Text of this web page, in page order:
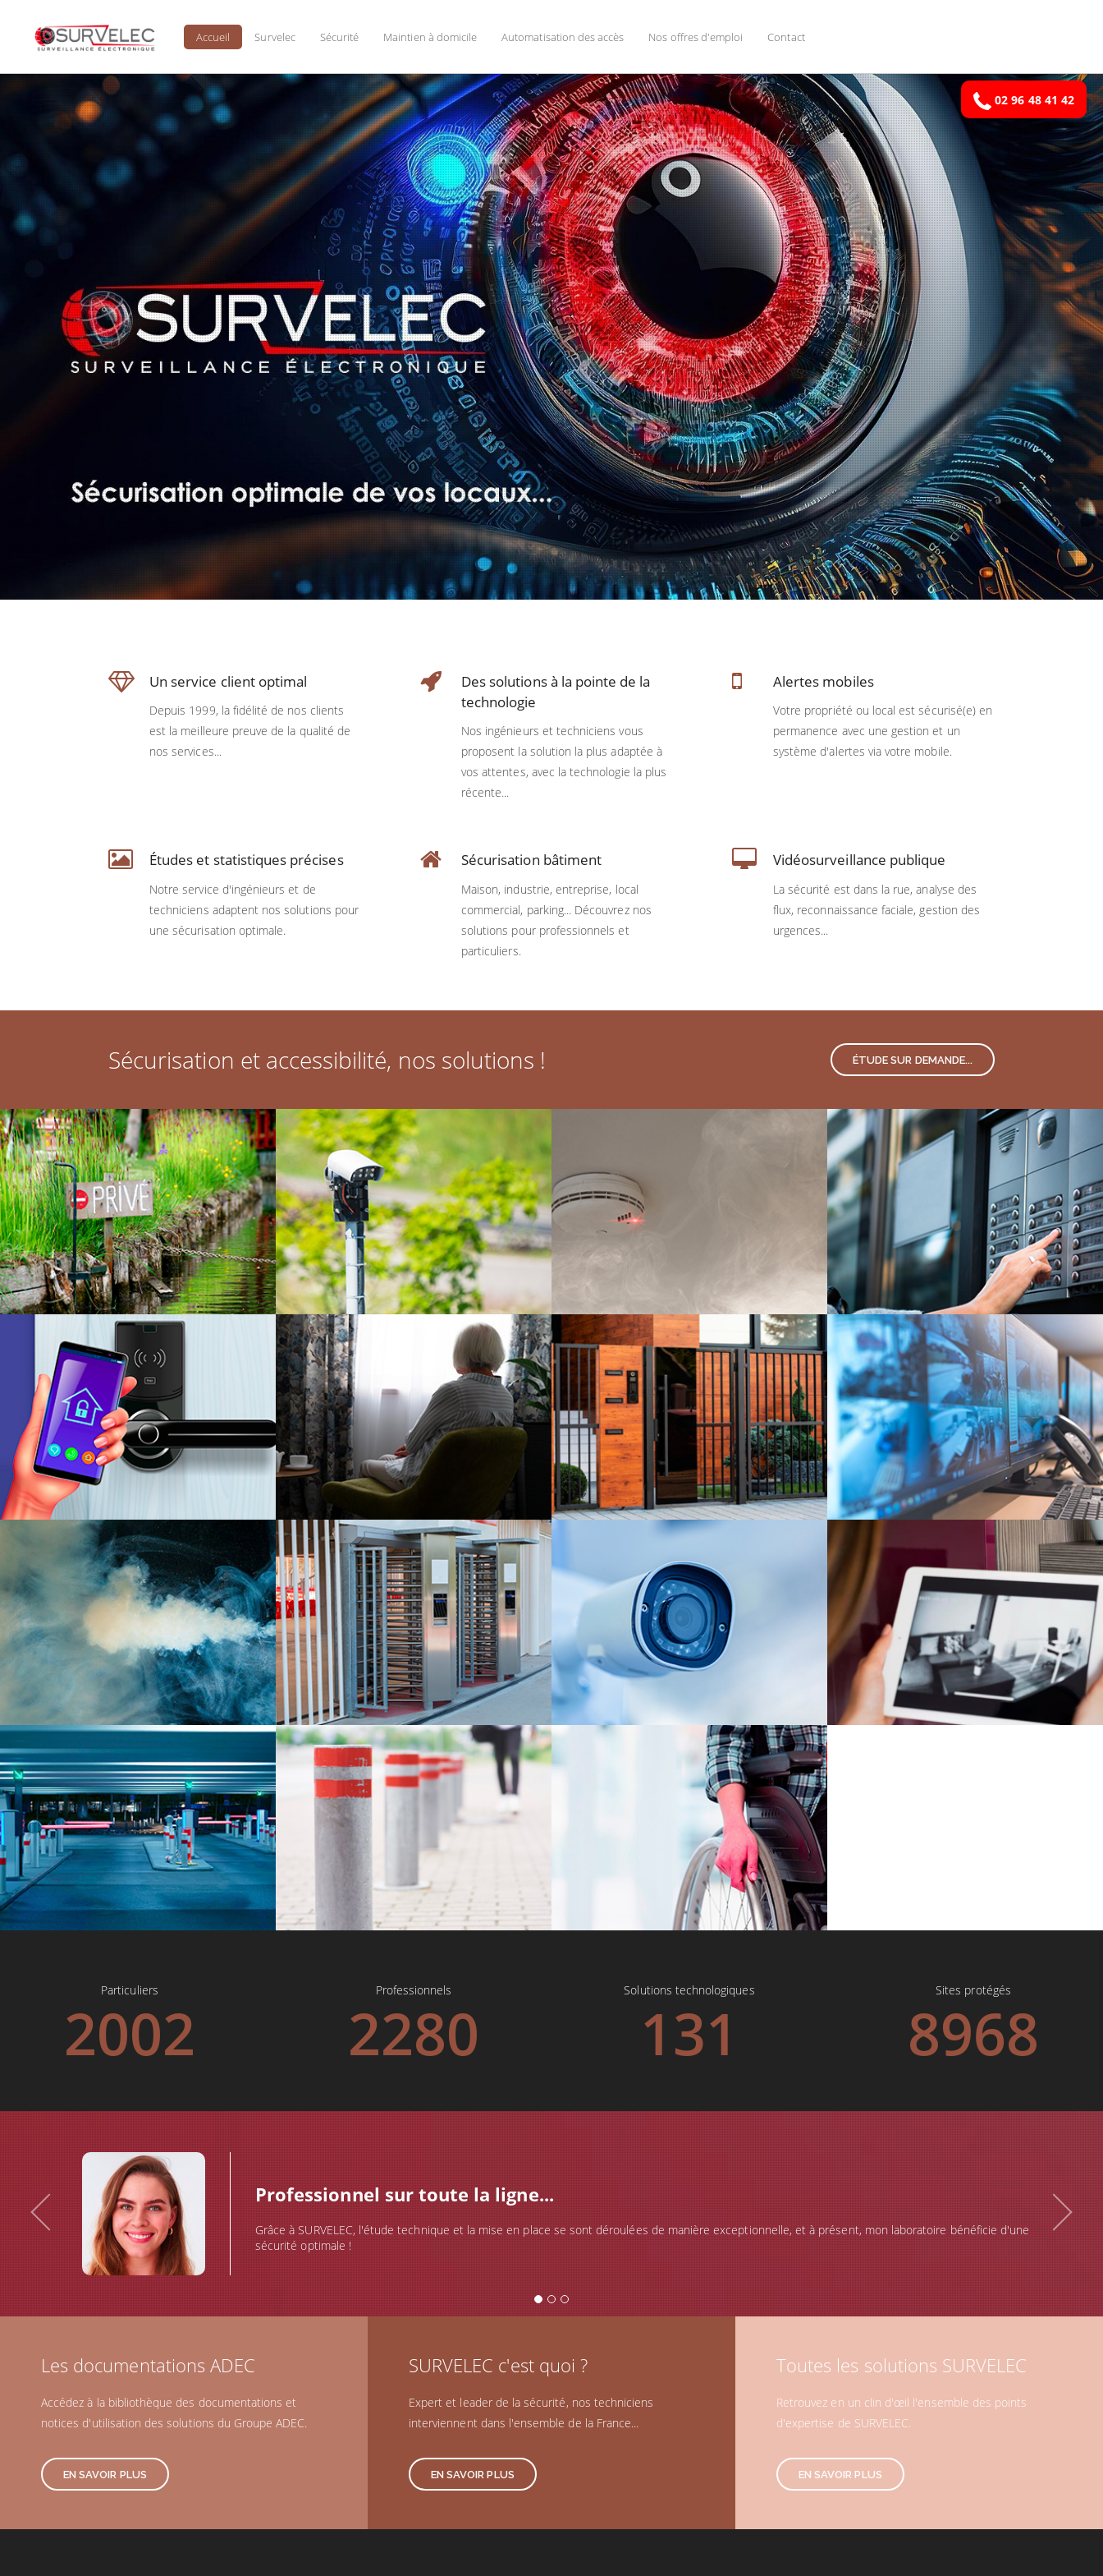
Accueil Survelec Sécurité Maintien à domicile Automatisation des accès Nos offres d'emploi Contact
02 96 48 41 42
Un service client optimal
Depuis 1999, la fidélité de nos clients
est la meilleure preuve de la qualité de
nos services...
Des solutions à la pointe de la
technologie
Nos ingénieurs et techniciens vous
proposent la solution la plus adaptée à
vos attentes, avec la technologie la plus
récente...
Alertes mobiles
Votre propriété ou local est sécurisé(e) en
permanence avec une gestion et un
système d'alertes via votre mobile.
Études et statistiques précises
Notre service d'ingénieurs et de
techniciens adaptent nos solutions pour
une sécurisation optimale.
Sécurisation bâtiment
Maison, industrie, entreprise, local
commercial, parking... Découvrez nos
solutions pour professionnels et
particuliers.
Vidéosurveillance publique
La sécurité est dans la rue, analyse des
flux, reconnaissance faciale, gestion des
urgences...
Sécurisation et accessibilité, nos solutions ! ÉTUDE SUR DEMANDE...
Particuliers
2002
Professionnels
2280
Solutions technologiques
137
Sites protégés
8968
Professionnel sur toute la ligne...
Grâce à SURVELEC, l'étude technique et la mise en place se sont déroulées de manière exceptionnelle, et à présent, mon laboratoire bénéficie d'une
sécurité optimale !
Les documentations ADEC
Accédez à la bibliothèque des documentations et
notices d'utilisation des solutions du Groupe ADEC.
EN SAVOIR PLUS
SURVELEC c'est quoi ?
Expert et leader de la sécurité, nos techniciens
interviennent dans l'ensemble de la France...
EN SAVOIR PLUS
Toutes les solutions SURVELEC
Retrouvez en un clin d'œil l'ensemble des points
d'expertise de SURVELEC.
EN SAVOIR PLUS